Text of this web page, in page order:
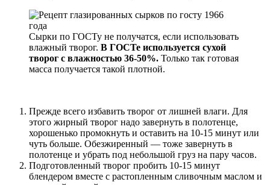
Сырки по ГОСТу не получатся, если использовать
влажный творог. В ГОСТе используется сухой
творог с влажностью 36-50%. Только так готовая
масса получается такой плотной.
Прежде всего избавить творог от лишней влаги. Для
этого жирный творог надо завернуть в полотенце,
хорошенько промокнуть и оставить на 10-15 минут или
чуть больше. Обезжиренный — тоже завернуть в
полотенце и убрать под небольшой груз на пару часов.
Подготовленный творог пробить 10-15 минут
блендером вместе с растопленным сливочным маслом и